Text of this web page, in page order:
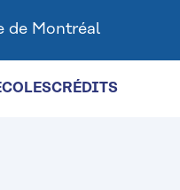
de Montréal
CRÉDITS